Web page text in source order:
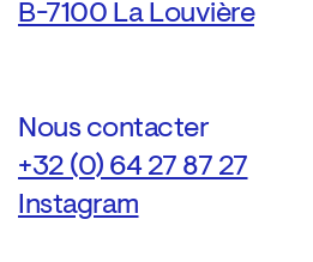
B-7100 La Louvière
Nous contacter
+32 (0) 64 27 87 27
Instagram